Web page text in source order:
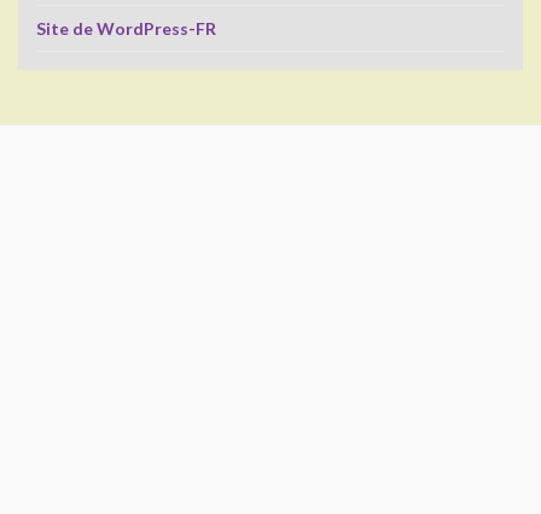
Site de WordPress-FR